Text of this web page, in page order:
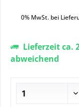
0% MwSt. bei
Lieferzeit ca.
abweichend